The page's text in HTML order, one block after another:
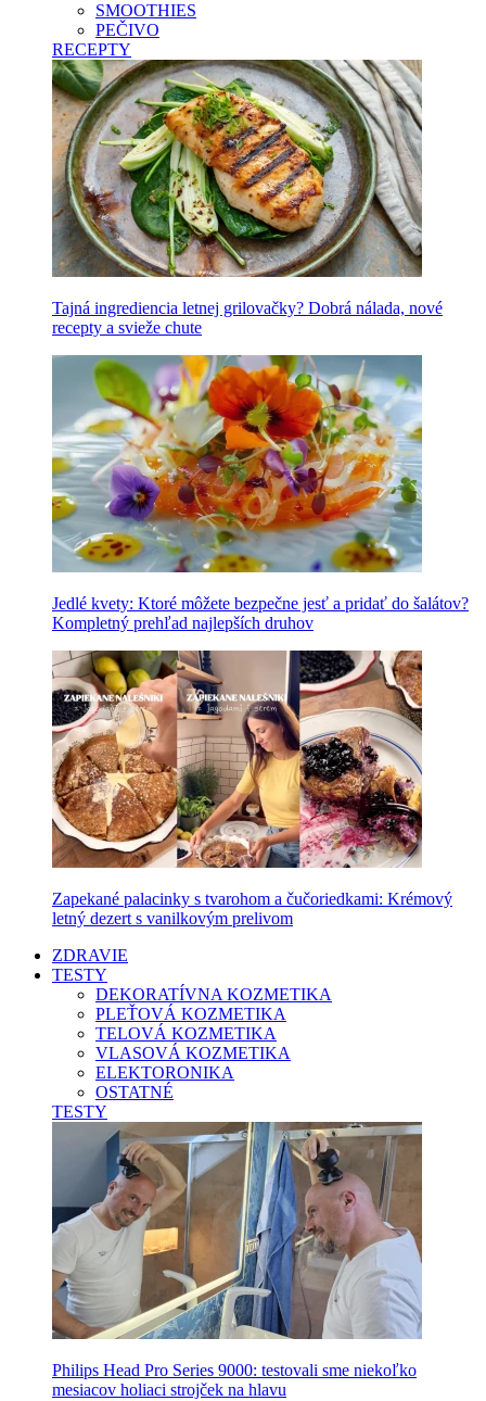
SMOOTHIES
PEČIVO
RECEPTY
Tajná ingrediencia letnej grilovačky? Dobrá nálada, nové
recepty a svieže chute
Jedlé kvety: Ktoré môžete bezpečne jesť a pridať do šalátov?
Kompletný prehľad najlepších druhov
Zapekané palacinky s tvarohom a čučoriedkami: Krémový
letný dezert s vanilkovým prelivom
ZDRAVIE
TESTY
DEKORATÍVNA KOZMETIKA
PLEŤOVÁ KOZMETIKA
TELOVÁ KOZMETIKA
VLASOVÁ KOZMETIKA
ELEKTORONIKA
OSTATNÉ
TESTY
Philips Head Pro Series 9000: testovali sme niekoľko
mesiacov holiaci strojček na hlavu